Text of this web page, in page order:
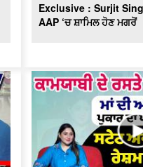
Exclusive : Surjit
AAP ‘ਚ ਸ਼ਾਮਿਲ ਹੋਣ ਮਗਰੋਂ